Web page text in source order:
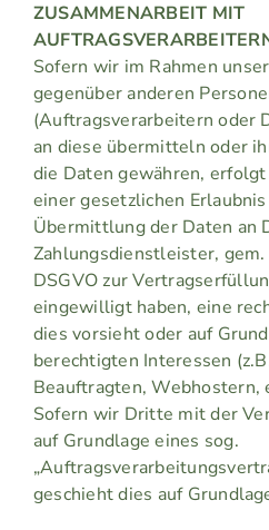
ZUSAMMENARBEIT MIT
Sofern wir im Rahmen
gegenüber anderen
(Auftragsverarbeitern oder
an diese übermitteln oder
die Daten gewähren,
einer gesetzlichen
Übermittlung der Daten an
Zahlungsdienstleister,
DSGVO zur
eingewilligt haben, eine
dies vorsieht oder auf
berechtigten Interessen
Beauftragten, Webhostern,
Sofern wir Dritte mit der
auf Grundlage eines sog.
geschieht dies auf